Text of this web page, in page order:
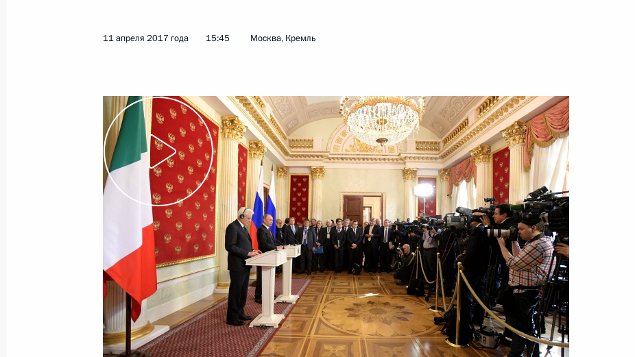
Показать следующие материалы
Встреча с Первым заместителем Премьера Госсовета Китая Чжан
Гаоли
13 апреля 2017 года, 14:15 Московская область, Ново-Огарёво
4
12 апреля 2017 года, среда
Торжественный вечер, посвящённый Дню космонавтики
12 апреля 2017 года, 18:00 Москва
2
Встреча с Главой Мордовии Владимиром Волковым
12 апреля 2017 года, 17:20 Москва, Кремль
4
11 апреля 2017 года 15:45 Москва, Кремль